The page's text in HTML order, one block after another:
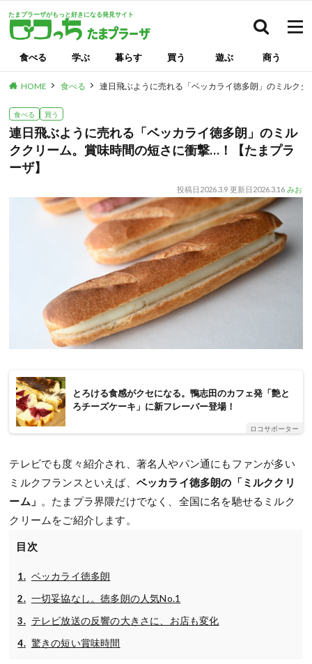
たまプラーザがもっと好きになる発見サイト
食べる 学ぶ 暮らす 買う 遊ぶ 商う
HOME 食べる 連日飛ぶように売れる「ベッカライ徳多朗」のミルク
食べる 買う
連日飛ぶように売れる「ベッカライ徳多朗」のミル
ククリーム。賞味時間の短さに衝撃…！【たまプラ
ーザ】
投稿日 2026.3.9 更新日 2026.3.16 みお
とろける食感がクセになる。鴨志田のカフェ発「艶と
ろチーズケーキ」に新フレーバー登場！
ロコサポーター
テレビでも度々紹介され、著名人やパン通にもファンが多い
ミルクフランスといえば、 ベッカライ徳多朗の「ミルククリ
ーム」 。たまプラ界隈だけでなく、全国に名を馳せるミルク
クリームをご紹介します。
目次
ベッカライ徳多朗
一切妥協なし。徳多朗の人気No.1
テレビ放送の反響の大きさに、お店も変化
驚きの短い賞味時間